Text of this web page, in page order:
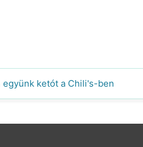
együnk ketót a Chili's-ben